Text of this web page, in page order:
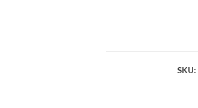
SKU: